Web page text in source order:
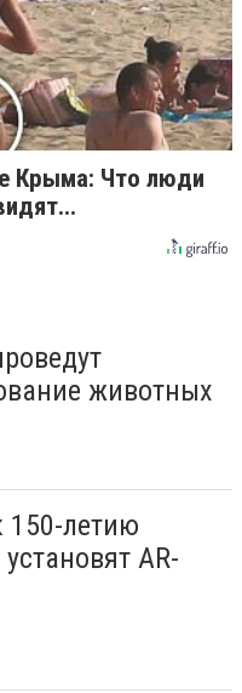
Крыма: Что люди
животных
150-летию
AR-